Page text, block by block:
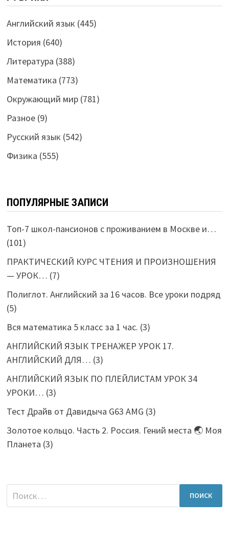
Английский язык (445)
История (640)
Литература (388)
Математика (773)
Окружающий мир(781)
Разное(9)
Русский язык (542)
Физика (555)
ПОПУЛЯРНЫЕ ЗАПИСИ
Топ-7 школ-пансионов с проживанием в Москве и…
(101)
ПРАКТИЧЕСКИЙ КУРС ЧТЕНИЯ И ПРОИЗНОШЕНИЯ
— УРОК… (7)
Полиглот. Английский за 16 часов. Все уроки подряд
(5)
Вся математика 5 класс за 1 час. (3)
АНГЛИЙСКИЙ ЯЗЫК ТРЕНАЖЕР УРОК 17.
АНГЛИЙСКИЙ ДЛЯ… (3)
АНГЛИЙСКИЙ ЯЗЫК ПО ПЛЕЙЛИСТАМ УРОК 34
УРОКИ… (3)
Тест Драйв от Давидыча G63 AMG (3)
Золотое кольцо. Часть 2. Россия. Гений места 🌏 Моя
Планета (3)
Найти: